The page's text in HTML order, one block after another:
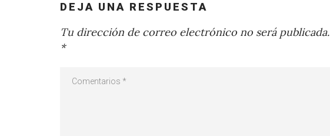
DEJA UNA RESPUESTA
Tu dirección de correo electrónico no será publicada.
*